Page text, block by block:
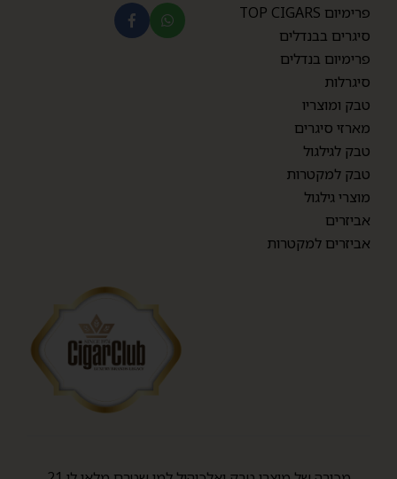
פרימיום TOP CIGARS
סיגרים בבנדלים
פרימיום בנדלים
סיגרלות
טבק ומוצריו
מארזי סיגרים
טבק לגילגול
טבק למקטרות
מוצרי גילגול
אביזרים
אביזרים למקטרות